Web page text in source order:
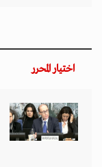
اختيار المحرر